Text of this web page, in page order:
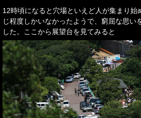
12時頃になると穴場といえど人が集まり始
じ程度しかいなかったようで、窮屈な思い
した。ここから展望台を見てみると